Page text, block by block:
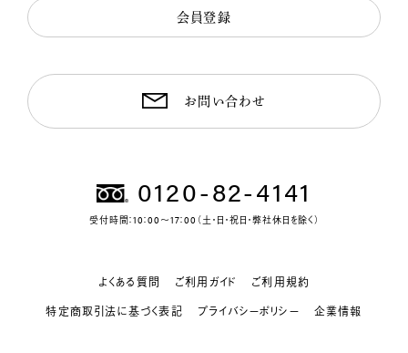
会員登録
お問い合わせ
0120-82-4141
受付時間：10：00～17：00（土・日・祝日・弊社休日を除く）
よくある質問 ご利用ガイド
ご利用規約
特定商取引法に基づく表記
プライバシーポリシー 企業情報